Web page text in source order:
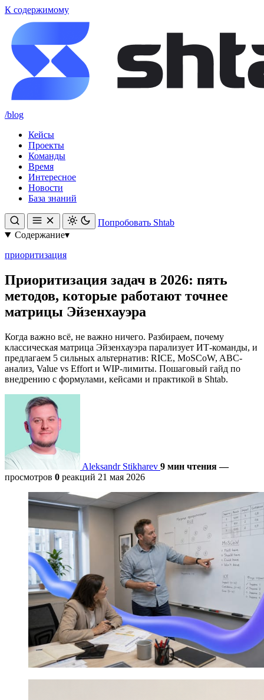
К содержимому
/blog
Кейсы
Проекты
Команды
Время
Интересное
Новости
База знаний
Попробовать Shtab
Содержание▾
приоритизация
Приоритизация задач в 2026: пять
методов, которые работают точнее
матрицы Эйзенхауэра
Когда важно всё, не важно ничего. Разбираем, почему
классическая матрица Эйзенхауэра парализует ИТ-команды, и
предлагаем 5 сильных альтернатив: RICE, MoSCoW, ABC-
анализ, Value vs Effort и WIP-лимиты. Пошаговый гайд по
внедрению с формулами, кейсами и практикой в Shtab.
Aleksandr Stikharev 9 мин чтения —
просмотров 0 реакций 21 мая 2026